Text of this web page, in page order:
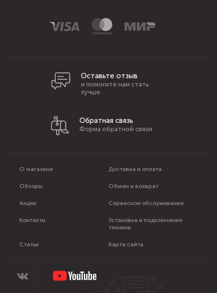
О магазине Доставка и оплата
Обзоры Обмен и возврат
Акции Сервисное обслуживание
Контакты
Установка и подключение
техники
Статьи Карта сайта
Оставьте отзыв
и помогите нам стать
лучше
Обратная связь
Форма обратной связи